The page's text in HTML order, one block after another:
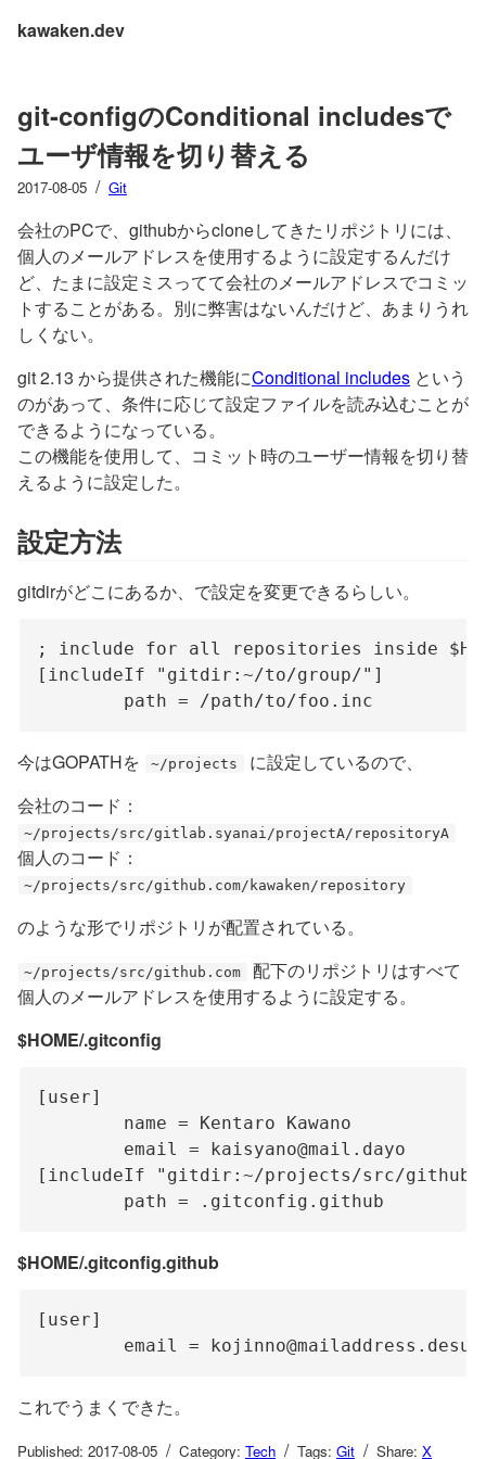
kawaken.dev
git-configのConditional includesで
ユーザ情報を切り替える
2017-08-05 / Git
会社のPCで、githubからcloneしてきたリポジトリには、
個人のメールアドレスを使用するように設定するんだけ
ど、たまに設定ミスってて会社のメールアドレスでコミッ
トすることがある。別に弊害はないんだけど、あまりうれ
しくない。
git 2.13 から提供された機能にConditional includes という
のがあって、条件に応じて設定ファイルを読み込むことが
できるようになっている。
この機能を使用して、コミット時のユーザー情報を切り替
えるように設定した。
設定方法
gitdirがどこにあるか、で設定を変更できるらしい。
; include for all repositories inside
[includeIf "gitdir:~/to/group/"]
今はGOPATHを ~/projects
に設定しているので、
会社のコード：
~/projects/src/gitlab.syanai/projectA/repositoryA
個人のコード：
~/projects/src/github.com/kawaken/repository
のような形でリポジトリが配置されている。
~/projects/src/github.com
配下のリポジトリはすべて
個人のメールアドレスを使用するように設定する。
$HOME/.gitconfig
[user]
	email =
kaisyano@mail.dayo
[includeIf "gitdir:~/projects/src/
$HOME/.gitconfig.github
[user]
	email =
kojinno@mailaddress.desu
これでうまくできた。
Published: 2017-08-05 / Category: Tech / Tags: Git / Share: X